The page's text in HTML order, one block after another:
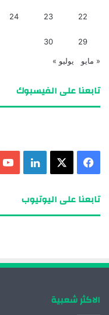
22
23
24
29
30
« مايو يوليو »
تابعنا على الفيسبوك
تابعنا على اليوتيوب
الاكثر شعبية